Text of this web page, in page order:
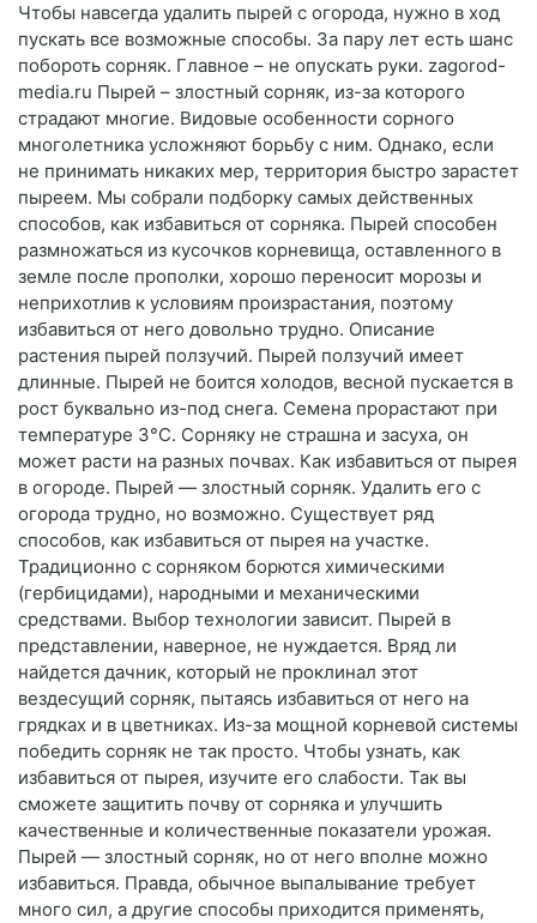
Чтобы навсегда удалить пырей с огорода, нужно в ход
пускать все возможные способы. За пару лет есть шанс
побороть сорняк. Главное – не опускать руки. zagorod-
media.ru Пырей – злостный сорняк, из-за которого
страдают многие. Видовые особенности сорного
многолетника усложняют борьбу с ним. Однако, если
не принимать никаких мер, территория быстро зарастет
пыреем. Мы собрали подборку самых действенных
способов, как избавиться от сорняка. Пырей способен
размножаться из кусочков корневища, оставленного в
земле после прополки, хорошо переносит морозы и
неприхотлив к условиям произрастания, поэтому
избавиться от него довольно трудно. Описание
растения пырей ползучий. Пырей ползучий имеет
длинные. Пырей не боится холодов, весной пускается в
рост буквально из-под снега. Семена прорастают при
температуре 3°C. Сорняку не страшна и засуха, он
может расти на разных почвах. Как избавиться от пырея
в огороде. Пырей — злостный сорняк. Удалить его с
огорода трудно, но возможно. Существует ряд
способов, как избавиться от пырея на участке.
Традиционно с сорняком борются химическими
(гербицидами), народными и механическими
средствами. Выбор технологии зависит. Пырей в
представлении, наверное, не нуждается. Вряд ли
найдется дачник, который не проклинал этот
вездесущий сорняк, пытаясь избавиться от него на
грядках и в цветниках. Из-за мощной корневой системы
победить сорняк не так просто. Чтобы узнать, как
избавиться от пырея, изучите его слабости. Так вы
сможете защитить почву от сорняка и улучшить
качественные и количественные показатели урожая.
Пырей — злостный сорняк, но от него вполне можно
избавиться. Правда, обычное выпалывание требует
много сил, а другие способы приходится применять,